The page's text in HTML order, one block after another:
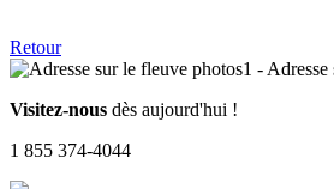
Retour
Visitez-nous dès aujourd'hui !
1 855 374-4044